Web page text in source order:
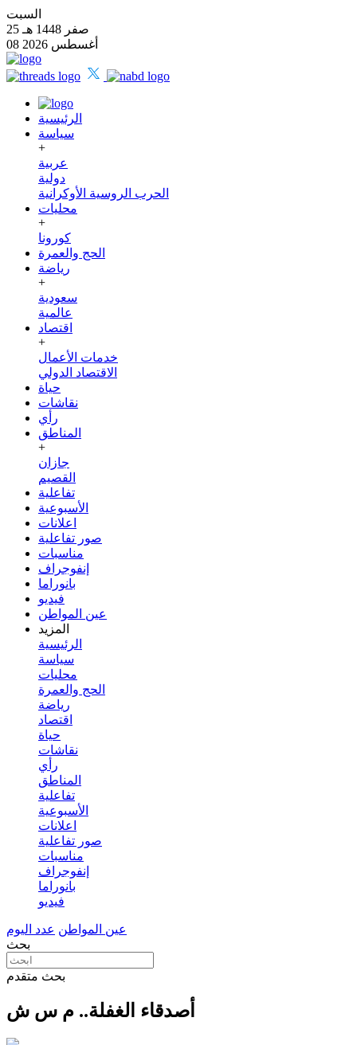
السبت
25 صفر 1448 هـ
08 أغسطس 2026
الرئيسية
سياسة
+
عربية
دولية
الحرب الروسية الأوكرانية
محليات
+
كورونا
الحج والعمرة
رياضة
+
سعودية
عالمية
اقتصاد
+
خدمات الأعمال
الاقتصاد الدولي
حياة
نقاشات
رأي
المناطق
+
جازان
القصيم
تفاعلية
الأسبوعية
اعلانات
صور تفاعلية
مناسبات
إنفوجراف
بانوراما
فيديو
عين المواطن
المزيد
الرئيسية
سياسة
محليات
الحج والعمرة
رياضة
اقتصاد
حياة
نقاشات
رأي
المناطق
تفاعلية
الأسبوعية
اعلانات
صور تفاعلية
مناسبات
إنفوجراف
بانوراما
فيديو
عين المواطن عدد اليوم
بحث
بحث متقدم
أصدقاء الغفلة.. م س ش